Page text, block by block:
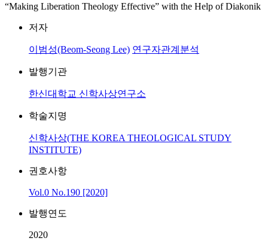
“Making Liberation Theology Effective” with the Help of Diakonik
저자
이범성(Beom-Seong Lee) 연구자관계분석
발행기관
한신대학교 신학사상연구소
학술지명
신학사상(THE KOREA THEOLOGICAL STUDY
INSTITUTE)
권호사항
Vol.0 No.190 [2020]
발행연도
2020